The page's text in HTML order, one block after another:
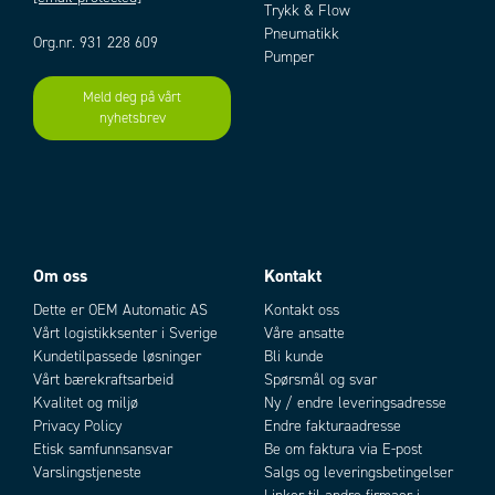
Add to existing cart row
Org.nr. 931 228 609
Meld deg på vårt
nyhetsbrev
Trykk & Flow
Pneumatikk
Pumper
Om oss
Dette er OEM Automatic AS
Vårt logistikksenter i Sverige
Kundetilpassede løsninger
Vårt bærekraftsarbeid
Kvalitet og miljø
Privacy Policy
Etisk samfunnsansvar
Varslingstjeneste
Kontakt
Kontakt oss
Våre ansatte
Bli kunde
Spørsmål og svar
Ny / endre leveringsadresse
Endre fakturaadresse
Be om faktura via E-post
Salgs og leveringsbetingelser